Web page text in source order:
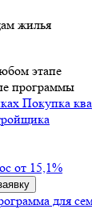
жилья
этапе
программы
Покупка
от 15,1%
для